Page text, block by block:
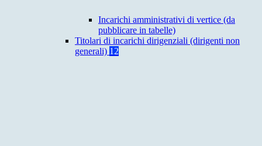
Incarichi amministrativi di vertice (da
pubblicare in tabelle)
Titolari di incarichi dirigenziali (dirigenti non
generali) 12